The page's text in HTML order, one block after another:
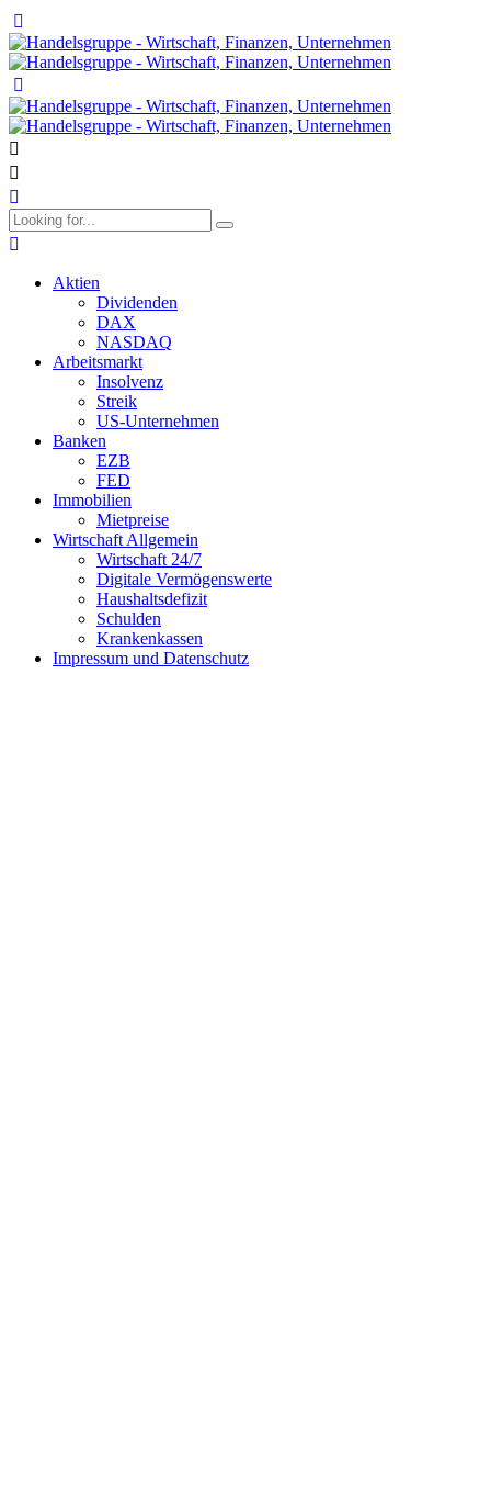
Aktien
Dividenden
DAX
NASDAQ
Arbeitsmarkt
Insolvenz
Streik
US-Unternehmen
Banken
EZB
FED
Immobilien
Mietpreise
Wirtschaft Allgemein
Wirtschaft 24/7
Digitale Vermögenswerte
Haushaltsdefizit
Schulden
Krankenkassen
Impressum und Datenschutz